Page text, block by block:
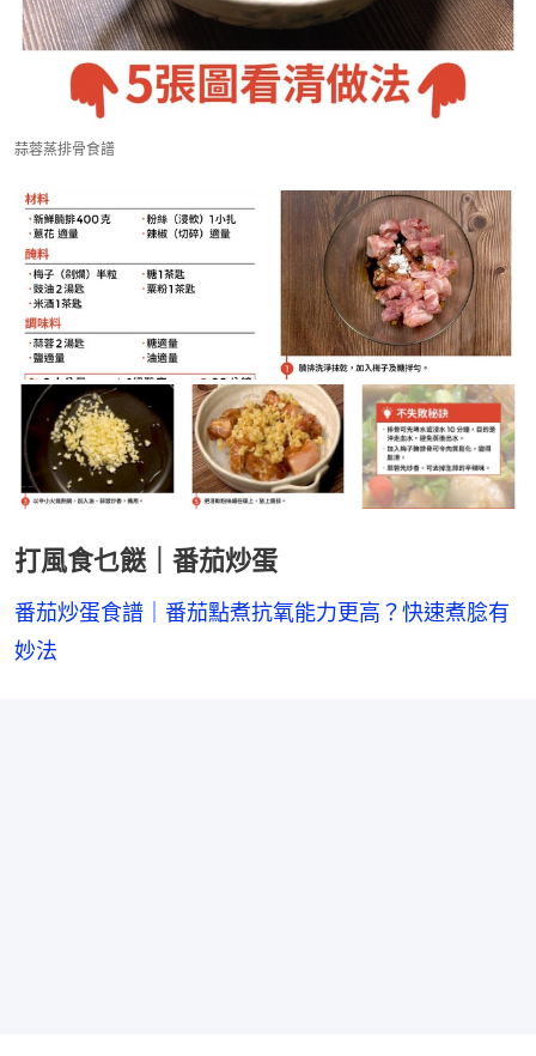
蒜蓉蒸排骨食譜
打風食乜餸｜番茄炒蛋
番茄炒蛋食譜｜番茄點煮抗氧能力更高？快速煮腍有
妙法